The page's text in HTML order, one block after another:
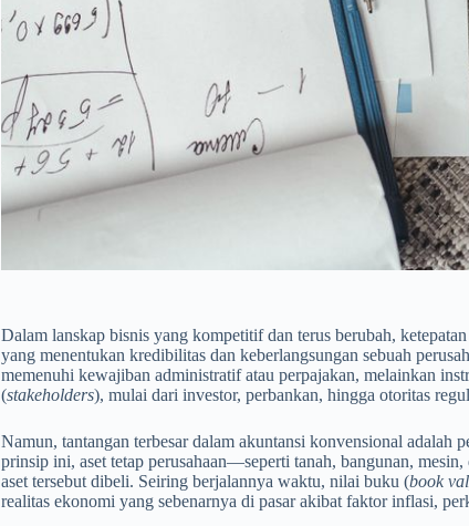
Dalam lanskap bisnis yang kompetitif dan terus berubah,
yang menentukan kredibilitas dan keberlangsungan sebuah
memenuhi kewajiban administratif atau perpajakan, melainkan
(stakeholders), mulai dari investor, perbankan, hingga otoritas
Namun, tantangan terbesar dalam akuntansi konvensional adalah
prinsip ini, aset tetap perusahaan—seperti tanah, bangunan,
aset tersebut dibeli. Seiring berjalannya waktu, nilai buku (book
realitas ekonomi yang sebenarnya di pasar akibat faktor inflasi,